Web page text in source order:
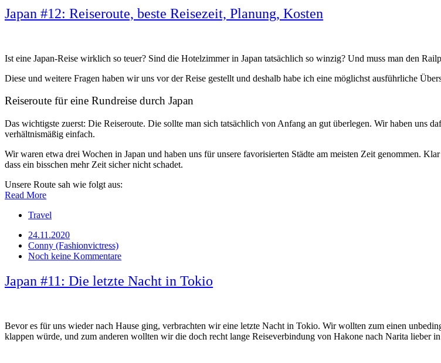
Japan #12: Reiseroute, beste Reisezeit, Planung, Kosten
Ist eine Japan-Reise wirklich so teuer? Sind die Hotelzimmer in Japan tatsächlich so winzig? Und muss man den
Diese und weitere Fragen haben wir uns vor der Reise gestellt und deshalb habe ich eine möglichst ausführliche
Reiseroute für eine Rundreise durch Japan
Das wichtigste zuerst: Die Reiseroute. Die sollte man sich tatsächlich von Anfang an gut überlegen. Wir haben uns
verhältnismäßig einfach.
Wir waren etwa drei Wochen in Japan und haben uns für unsere favorisierten Städte am meisten Zeit genommen.
dass ein bisschen mehr Zeit sicher nicht schadet.
Unsere Route sah wie folgt aus:
Read More
Travel
24.11.2020
Conny (Fashionvictress)
Noch keine Kommentare
Japan #11: Die letzte Nacht in Tokio
Bevor es für uns wieder nach Hause ging, verbrachten wir eine letzte Nacht in Tokio. Wir wollten zum einen
klappen würde, und zum anderen wollten wir die doch recht lange Reiseverbindung von Hakone nach Narita lieber